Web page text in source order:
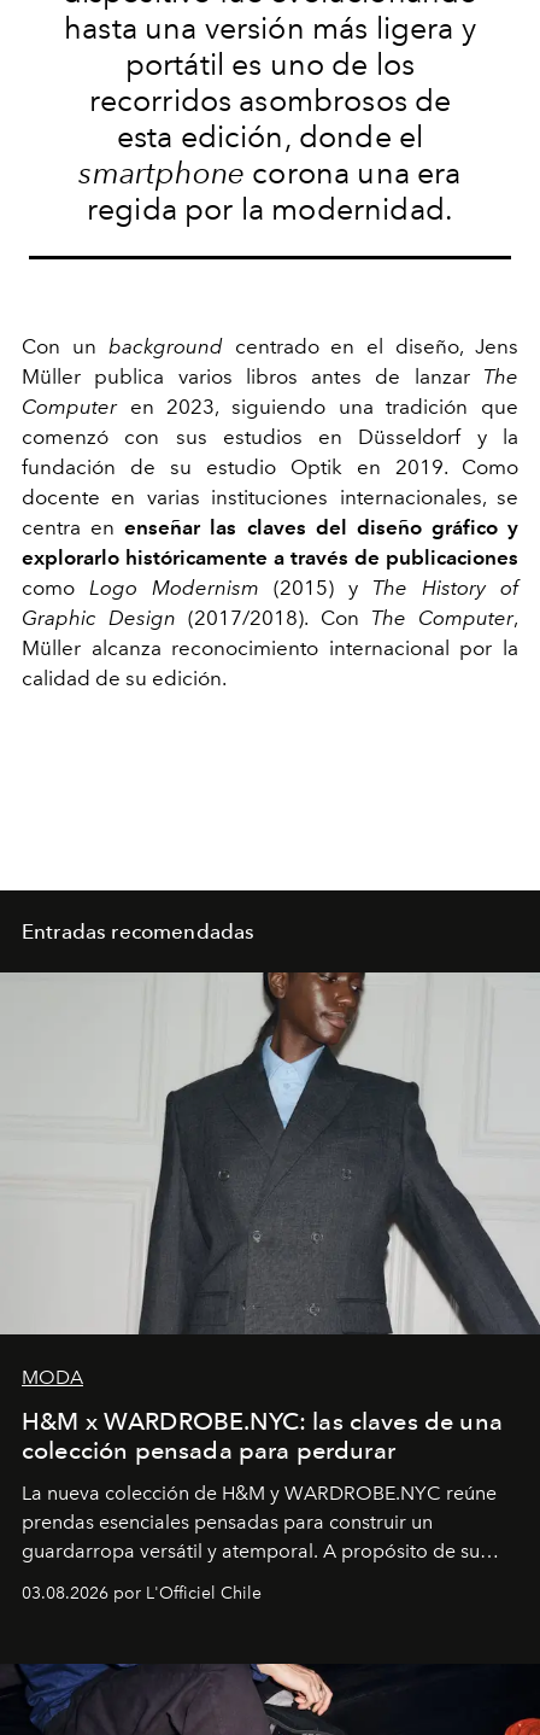
hasta una versión más ligera y
portátil es uno de los
recorridos asombrosos de
esta edición, donde el
smartphone corona una era
regida por la modernidad.
Con un backgroundcentrado en el diseño, Jens
Müller publica varios libros antes de lanzar The
Computeren 2023, siguiendo una tradición que
comenzó con sus estudios en Düsseldorf y la
fundación de su estudio Optik en 2019. Como
docente en varias instituciones internacionales, se
centra enenseñar las claves del diseño gráfico y
explorarlo históricamente a través de publicaciones
como Logo Modernism (2015) y The History of
Graphic Design(2017/2018). Con The Computer,
Müller alcanza reconocimiento internacional por la
calidad de su edición.
Entradas recomendadas
MODA
H&M x WARDROBE.NYC: las claves de una
colección pensada para perdurar
La nueva colección de H&M y WARDROBE.NYC reúne
prendas esenciales pensadas para construir un
guardarropa versátil y atemporal. A propósito de su
lanzamiento, los fundadores de la firma neoyorquina y
la asesora creativa y jefa de diseño global de la marca
y la filosofía detrás de la propuesta.
03.08.2026 por L'Officiel Chile